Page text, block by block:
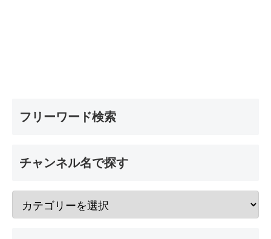
フリーワード検索
チャンネル名で探す